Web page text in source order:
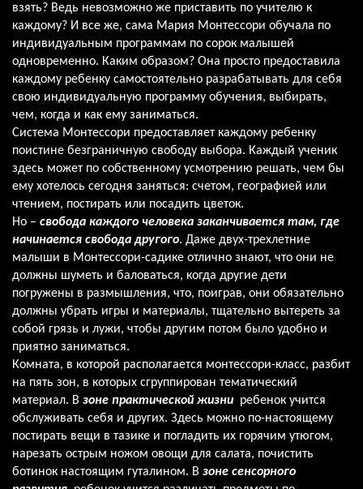
взять? Ведь невозможно же приставить по учителю к
каждому? И все же, сама Мария Монтессори обучала по
индивидуальным программам по сорок малышей
одновременно. Каким образом? Она просто предоставила
каждому ребенку самостоятельно разрабатывать для себя
свою индивидуальную программу обучения, выбирать,
чем, когда и как ему заниматься.
Система Монтессори предоставляет каждому ребенку
поистине безграничную свободу выбора. Каждый ученик
здесь может по собственному усмотрению решать, чем бы
ему хотелось сегодня заняться: счетом, географией или
чтением, постирать или посадить цветок.
Но – свобода каждого человека заканчивается там, где
начинается свобода другого. Даже двух-трехлетние
малыши в Монтессори-садике отлично знают, что они не
должны шуметь и баловаться, когда другие дети
погружены в размышления, что, поиграв, они обязательно
должны убрать игры и материалы, тщательно вытереть за
собой грязь и лужи, чтобы другим потом было удобно и
приятно заниматься.
Комната, в которой располагается монтессори-класс, разбит
на пять зон, в которых сгруппирован тематический
материал. В зоне практической жизни ребенок учится
обслуживать себя и других. Здесь можно по-настоящему
постирать вещи в тазике и погладить их горячим утюгом,
нарезать острым ножом овощи для салата, почистить
ботинок настоящим гуталином. В зоне сенсорного